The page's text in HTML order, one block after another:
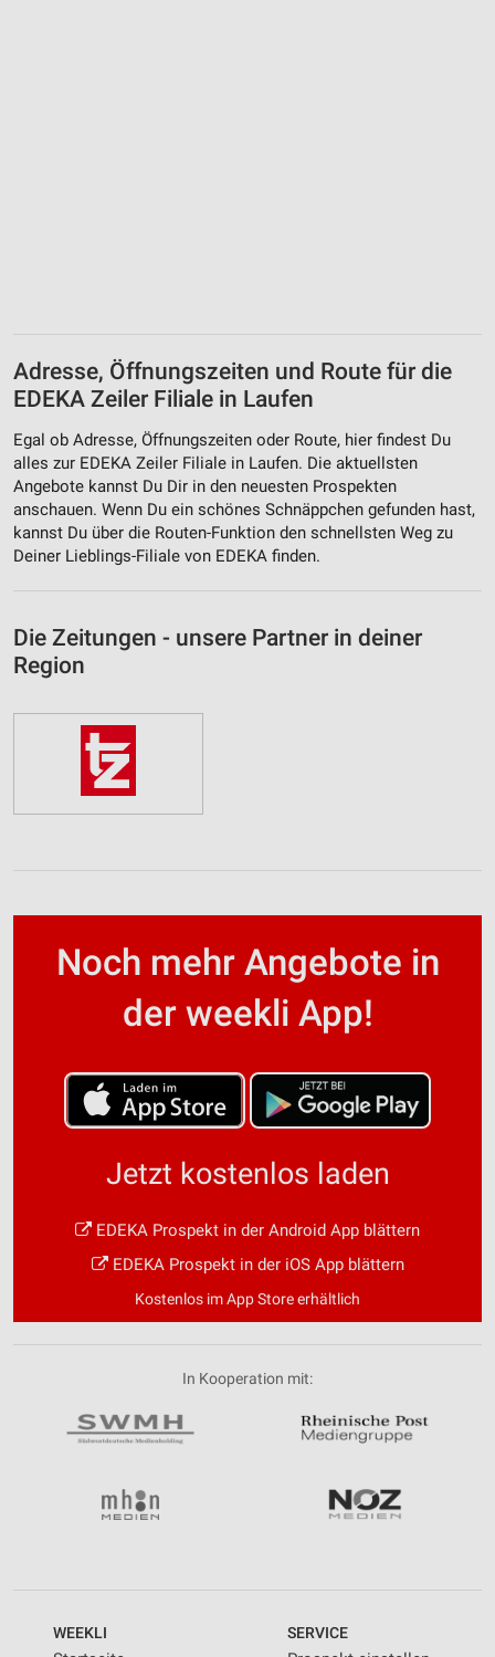
Adresse, Öffnungszeiten und Route für die
EDEKA Zeiler Filiale in Laufen
Egal ob Adresse, Öffnungszeiten oder Route, hier findest Du
alles zur EDEKA Zeiler Filiale in Laufen. Die aktuellsten
Angebote kannst Du Dir in den neuesten Prospekten
anschauen. Wenn Du ein schönes Schnäppchen gefunden hast,
kannst Du über die Routen-Funktion den schnellsten Weg zu
Deiner Lieblings-Filiale von EDEKA finden.
Die Zeitungen - unsere Partner in deiner
Region
Noch mehr Angebote in
der weekli App!
Jetzt kostenlos laden
EDEKA Prospekt in der Android App blättern
EDEKA Prospekt in der iOS App blättern
Kostenlos im App Store erhältlich
In Kooperation mit:
WEEKLI SERVICE